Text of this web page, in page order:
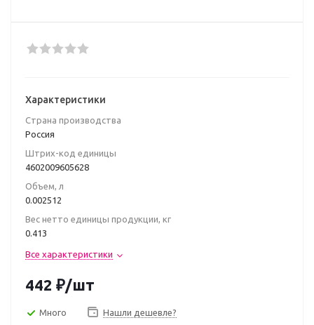
Характеристики
Страна производства
Poccия
Штрих-код единицы
4602009605628
Объем, л
0.002512
Вес нетто единицы продукции, кг
0.413
Все характеристики
442 ₽/шт
Много Нашли дешевле?